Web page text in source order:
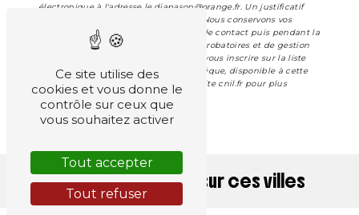
électronique à l'adresse le.diapason@orange.fr. Un justificatif
d'identité pourra vous être demandé. Nous conservons vos
données pendant la période de prise de contact puis pendant la
durée de prescription légale aux fins probatoires et de gestion
des contentieux. Vous avez le droit de vous inscrire sur la liste
d'opposition au démarchage téléphonique, disponible à cette
adresse :
Bloctel.gouv.fr
. Consultez le site cnil.fr pour plus
d’informations sur vos droits.
Nous intervenons sur ces villes
Ce site utilise des
cookies et vous donne le
contrôle sur ceux que
vous souhaitez activer
Tout accepter
Tout refuser